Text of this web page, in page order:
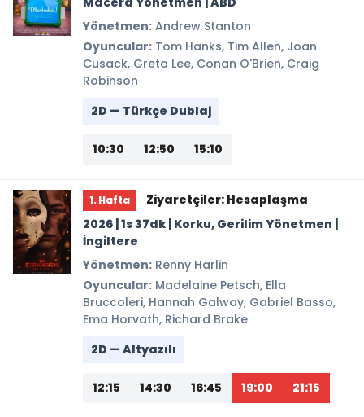
Yönetmen: Andrew Stanton
Oyuncular: Tom Hanks, Tim Allen, Joan
Cusack, Greta Lee, Conan O'Brien, Craig
Robinson
2D — Türkçe Dublaj
10:30 12:50 15:10
1. Hafta
Ziyaretçiler: Hesaplaşma
2026 | 1s 37dk | Korku, Gerilim Yönetmen |
İngiltere
Yönetmen: Renny Harlin
Oyuncular: Madelaine Petsch, Ella
Bruccoleri, Hannah Galway, Gabriel Basso,
Ema Horvath, Richard Brake
2D — Altyazılı
12:15 14:30 16:45 19:00 21:15